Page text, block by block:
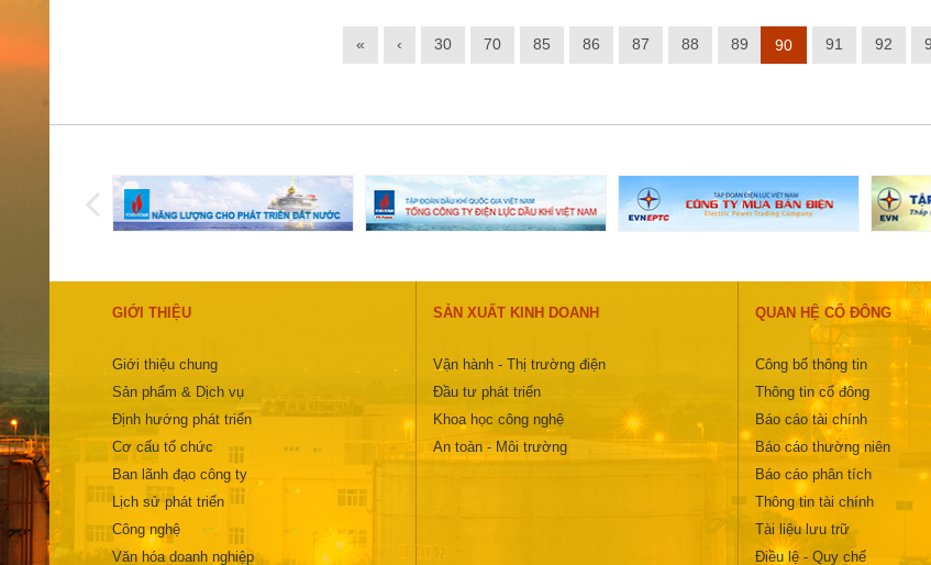
« ‹ 30 70 85 86 87 88 89 90 91 92
GIỚI THIỆU
Giới thiệu chung
Sản phẩm & Dịch vụ
Định hướng phát triển
Cơ cấu tổ chức
Ban lãnh đạo công ty
Lịch sử phát triển
Công nghệ
Văn hóa doanh nghiệp
SẢN XUẤT KINH DOANH
Vận hành - Thị trường điện
Đầu tư phát triển
Khoa học công nghệ
An toàn - Môi trường
QUAN HỆ CỔ ĐÔNG
Công bố thông tin
Thông tin cổ đông
Báo cáo tài chính
Báo cáo thường niên
Báo cáo phân tích
Thông tin tài chính
Tài liệu lưu trữ
Điều lệ - Quy chế